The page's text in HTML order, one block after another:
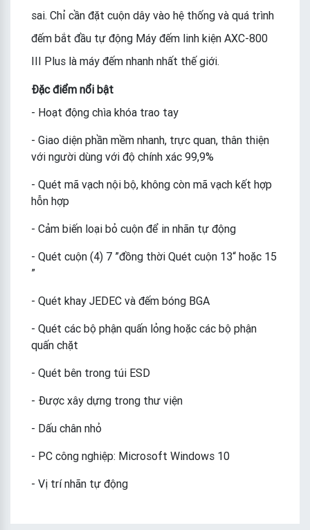
sai. Chỉ cần đặt cuộn dây vào hệ thống và quá trình
đếm bắt đầu tự động Máy đếm linh kiện AXC-800
III Plus là máy đếm nhanh nhất thế giới.
Đặc điểm nổi bật
- Hoạt động chìa khóa trao tay
- Giao diện phần mềm nhanh, trực quan, thân thiện
với người dùng với độ chính xác 99,9%
- Quét mã vạch nội bộ, không còn mã vạch kết hợp
hỗn hợp
- Cảm biến loại bỏ cuộn để in nhãn tự động
- Quét cuộn (4) 7 ”đồng thời Quét cuộn 13“ hoặc 15
”
- Quét khay JEDEC và đếm bóng BGA
- Quét các bộ phận quấn lỏng hoặc các bộ phận
quấn chặt
- Quét bên trong túi ESD
- Được xây dựng trong thư viện
- Dấu chân nhỏ
- PC công nghiệp: Microsoft Windows 10
- Vị trí nhãn tự động